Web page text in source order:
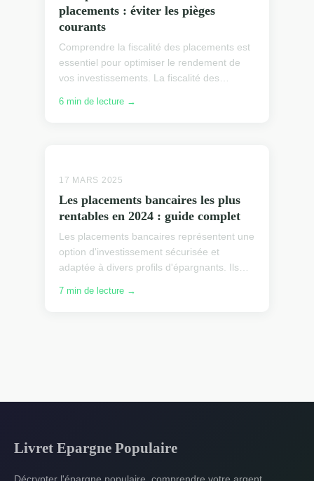
placements : éviter les pièges
courants
Comprendre la fiscalité des placements est
essentiel pour optimiser le rendement de
vos investissements. La fiscalité des
6 min de lecture →
17 MARS 2025
Les placements bancaires les plus
rentables en 2024 : guide complet
Les placements bancaires représentent une
option d'investissement sécurisée et
adaptée à divers profils d'épargnants. Ils
7 min de lecture →
Livret Epargne Populaire